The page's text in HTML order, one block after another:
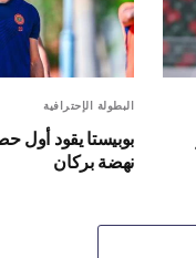
البطولة الإحترافية
بوبيستا يقود أول
نهضة بركان